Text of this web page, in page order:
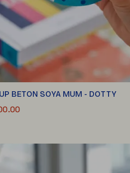
BETON SOYA MUM - DOTTY